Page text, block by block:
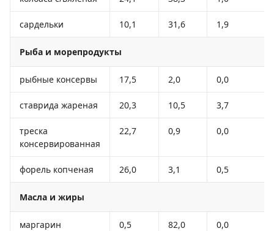
сардельки 10,1 31,6 1,9
Рыба и морепродукты
рыбные консервы 17,5 2,0 0,0
ставрида жареная 20,3 10,5 3,7
треска
консервированная
22,7 0,9 0,0
форель копченая 26,0 3,1 0,5
Масла и жиры
маргарин
0,5 82,0 0,0